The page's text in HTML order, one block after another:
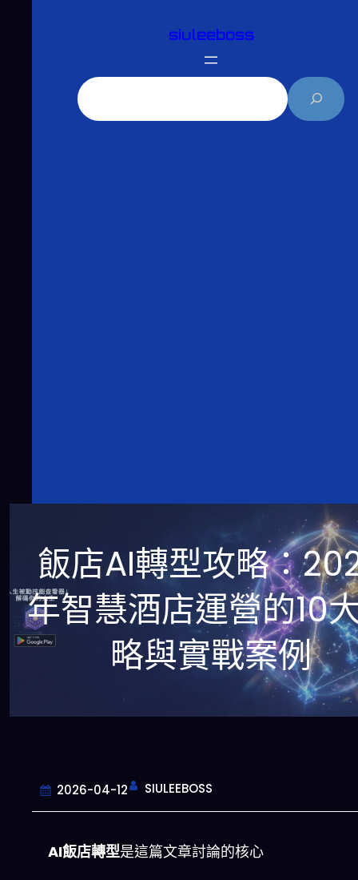
siuleeboss
飯店AI轉型攻略：
年智慧酒店運營的10
略與實戰案例
2026-04-12 SIULEEBOSS
AI飯店轉型是這篇文章討論的核心